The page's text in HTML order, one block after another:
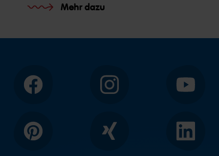
Mehr dazu
Facebook Instagram YouTube
Pinterest Xing LinkedIn